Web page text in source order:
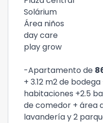
Solárium
Área niños
day care
play grow
-Apartamento de
+ 3.12 m2 de
habitaciones +2.5
de comedor + área
lavandería y 2